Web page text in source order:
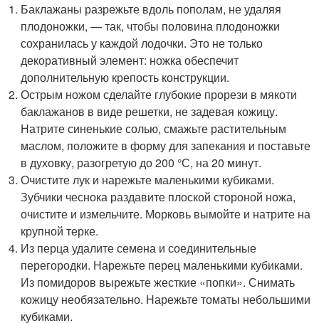
Баклажаны разрежьте вдоль пополам, не удаляя
плодоножки, — так, чтобы половина плодоножки
сохранилась у каждой лодочки. Это не только
декоративный элемент: ножка обеспечит
дополнительную крепость конструкции.
Острым ножом сделайте глубокие прорези в мякоти
баклажанов в виде решетки, не задевая кожицу.
Натрите синенькие солью, смажьте растительным
маслом, положите в форму для запекания и поставьте
в духовку, разогретую до 200 °С, на 20 минут.
Очистите лук и нарежьте маленькими кубиками.
Зубчики чеснока раздавите плоской стороной ножа,
очистите и измельчите. Морковь вымойте и натрите на
крупной терке.
Из перца удалите семена и соединительные
перегородки. Нарежьте перец маленькими кубиками.
Из помидоров вырежьте жесткие «попки». Снимать
кожицу необязательно. Нарежьте томаты небольшими
кубиками.